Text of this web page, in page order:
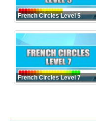
French Circles Level 5
French Circles Level 7